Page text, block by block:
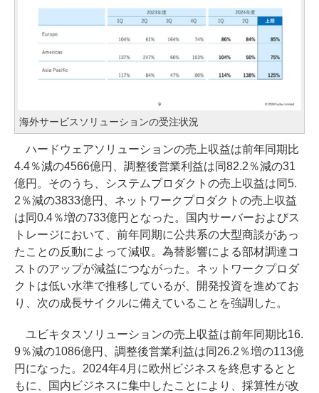
海外サービスソリューションの受注状況
ハードウェアソリューションの売上収益は前年同期比
4.4％減の4566億円、調整後営業利益は同82.2％減の31
億円。そのうち、システムプロダクトの売上収益は同5.
2％減の3833億円、ネットワークプロダクトの売上収益
は同0.4％増の733億円となった。国内サーバーおよびス
トレージにおいて、前年同期に公共系の大型商談があっ
たことの反動によって減収。為替影響による部材調達コ
ストのアップが減益につながった。ネットワークプロダ
クトは低い水準で推移しているが、開発投資を進めてお
り、次の成長サイクルに備えていることを強調した。
ユビキタスソリューションの売上収益は前年同期比16.
9％減の1086億円、調整後営業利益は同26.2％増の113億
円になった。2024年4月に欧州ビジネスを終息するとと
もに、国内ビジネスに集中したことにより、採算性が改